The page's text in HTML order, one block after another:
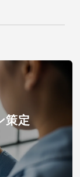
策定